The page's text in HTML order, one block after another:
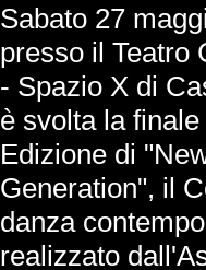
Sabato 27
presso il Teatro
- Spazio X di
è svolta la
Edizione di
Generation", il
danza
realizzato